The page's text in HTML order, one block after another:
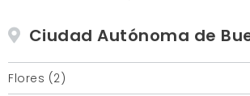
Ciudad Autónoma de
Flores (2)